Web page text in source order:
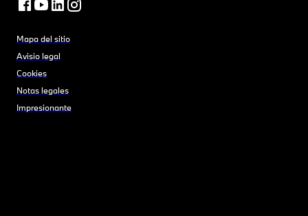
Mapa del sitio
Avisio legal
Cookies
Notas legales
Impresionante